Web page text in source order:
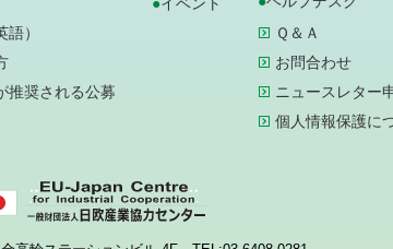
）
推奨される公募
イベント
Ｑ＆Ａ
お問合わせ
ニュースレター
個人情報保護に